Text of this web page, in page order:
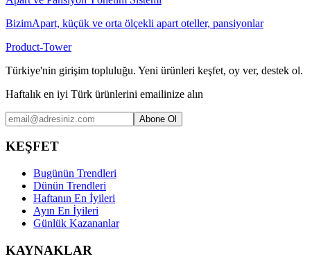
BizimApart, küçük ve orta ölçekli apart oteller, pansiyonlar
Product-Tower
Türkiye'nin girişim topluluğu. Yeni ürünleri keşfet, oy ver, destek ol.
Haftalık en iyi Türk ürünlerini emailinize alın
Abone Ol
KEŞFET
Bugünün Trendleri
Dünün Trendleri
Haftanın En İyileri
Ayın En İyileri
Günlük Kazananlar
KAYNAKLAR